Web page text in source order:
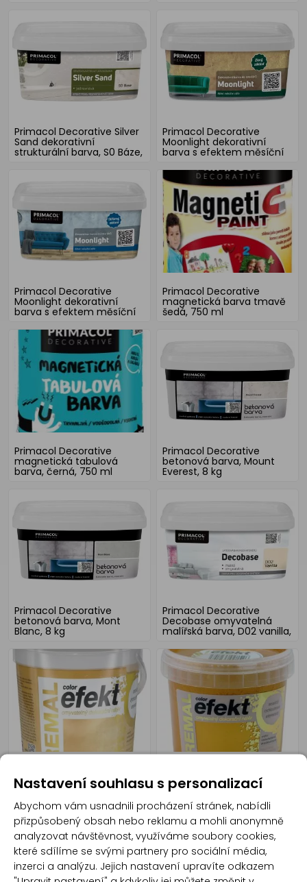
Primacol Decorative Silver
Sand dekorativní
strukturální barva, S0 Báze,
Primacol Decorative
Moonlight dekorativní
barva s efektem měsíční
Primacol Decorative
Moonlight dekorativní
barva s efektem měsíční
Primacol Decorative
magnetická barva tmavě
šedá, 750 ml
Primacol Decorative
magnetická tabulová
barva, černá, 750 ml
Primacol Decorative
betonová barva, Mount
Everest, 8 kg
Primacol Decorative
betonová barva, Mont
Blanc, 8 kg
Primacol Decorative
Decobase omyvatelná
malířská barva, D02 vanilla,
omyvatelná dekorační
barva, 0950 zlatý, 400 g
omyvatelná dekorační
barva, 0950 zlatý, 800 g
Nastavení souhlasu s personalizací
Abychom vám usnadnili procházení stránek, nabídli
přizpůsobený obsah nebo reklamu a mohli anonymně
analyzovat návštěvnost, využíváme soubory cookies,
které sdílíme se svými partnery pro sociální média,
inzerci a analýzu. Jejich nastavení upravíte odkazem